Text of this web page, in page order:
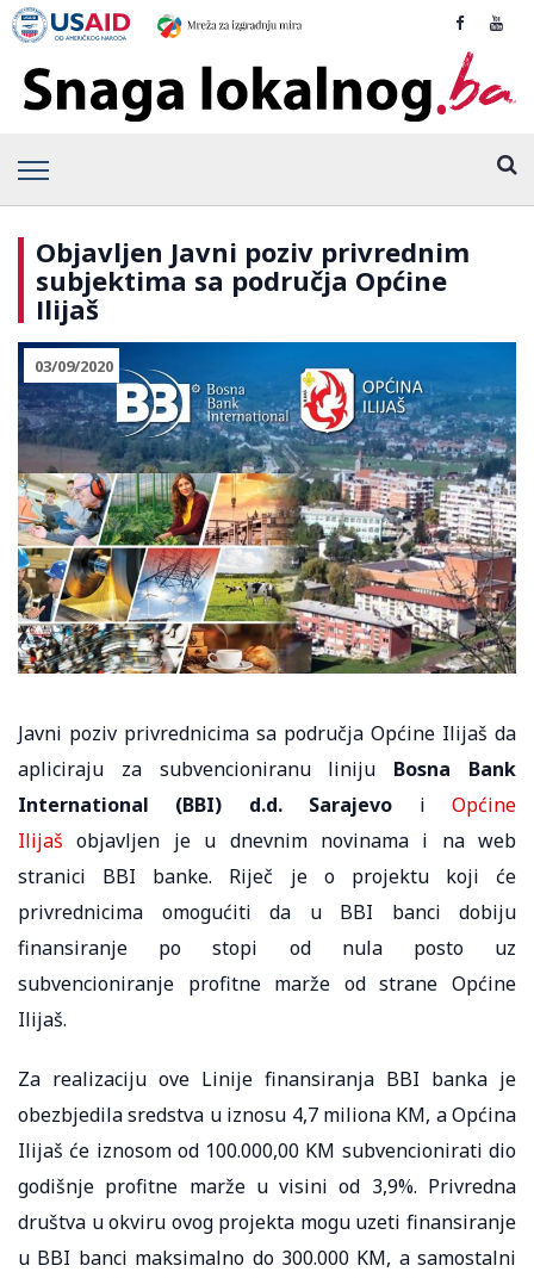
Objavljen Javni poziv privrednim
subjektima sa područja Općine
Ilijaš
03/09/2020
Javni poziv privrednicima sa područja Općine Ilijaš da
apliciraju za subvencioniranu liniju Bosna Bank
International (BBI) d.d. Sarajevo iOpćine
Ilijaš objavljen je u dnevnim novinama i na web
stranici BBI banke. Riječ je o projektu koji će
privrednicima omogućiti da u BBI banci dobiju
finansiranje po stopi od nula posto uz
subvencioniranje profitne marže od strane Općine
Ilijaš.
Za realizaciju ove Linije finansiranja BBI banka je
obezbjedila sredstva u iznosu 4,7 miliona KM, a Općina
Ilijaš će iznosom od 100.000,00 KM subvencionirati dio
godišnje profitne marže u visini od 3,9%. Privredna
društva u okviru ovog projekta mogu uzeti finansiranje
u BBI banci maksimalno do 300.000 KM, a samostalni